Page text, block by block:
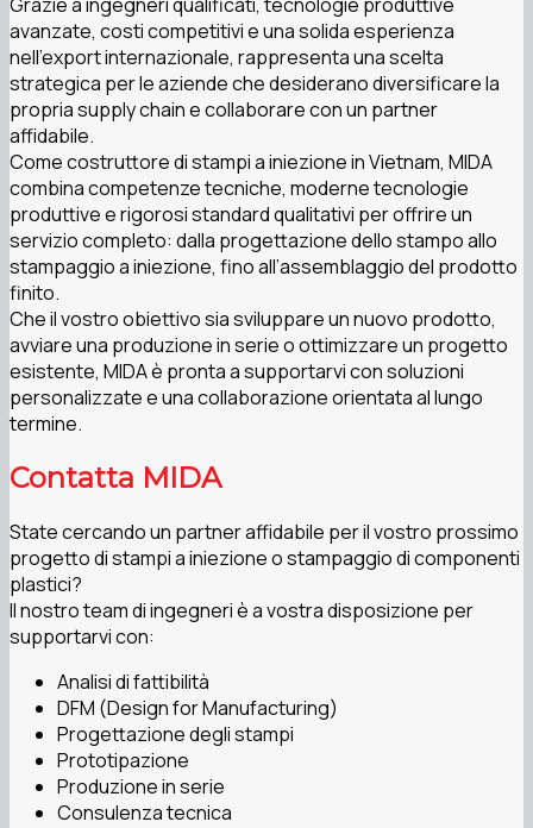
Grazie a ingegneri qualificati, tecnologie produttive
avanzate, costi competitivi e una solida esperienza
nell’export internazionale, rappresenta una scelta
strategica per le aziende che desiderano diversificare la
propria supply chain e collaborare con un partner
affidabile.
Come costruttore di stampi a iniezione in Vietnam, MIDA
combina competenze tecniche, moderne tecnologie
produttive e rigorosi standard qualitativi per offrire un
servizio completo: dalla progettazione dello stampo allo
stampaggio a iniezione, fino all’assemblaggio del prodotto
finito.
Che il vostro obiettivo sia sviluppare un nuovo prodotto,
avviare una produzione in serie o ottimizzare un progetto
esistente, MIDA è pronta a supportarvi con soluzioni
personalizzate e una collaborazione orientata al lungo
termine.
Contatta MIDA
State cercando un partner affidabile per il vostro prossimo
progetto di stampi a iniezione o stampaggio di componenti
plastici?
Il nostro team di ingegneri è a vostra disposizione per
supportarvi con:
Analisi di fattibilità
DFM (Design for Manufacturing)
Progettazione degli stampi
Prototipazione
Produzione in serie
Consulenza tecnica